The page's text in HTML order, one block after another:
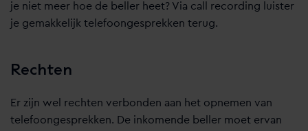
je niet meer hoe de beller heet? Via call recording luister
je gemakkelijk telefoongesprekken terug.
Rechten
Er zijn wel rechten verbonden aan het opnemen van
telefoongesprekken. De inkomende beller moet ervan